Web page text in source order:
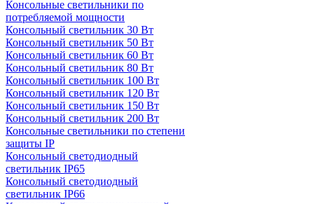
Консольные светильники по
потребляемой мощности
Консольный светильник 30 Вт
Консольный светильник 50 Вт
Консольный светильник 60 Вт
Консольный светильник 80 Вт
Консольный светильник 100 Вт
Консольный светильник 120 Вт
Консольный светильник 150 Вт
Консольный светильник 200 Вт
Консольные светильники по степени
защиты IP
Консольный светодиодный
светильник IP65
Консольный светодиодный
светильник IP66